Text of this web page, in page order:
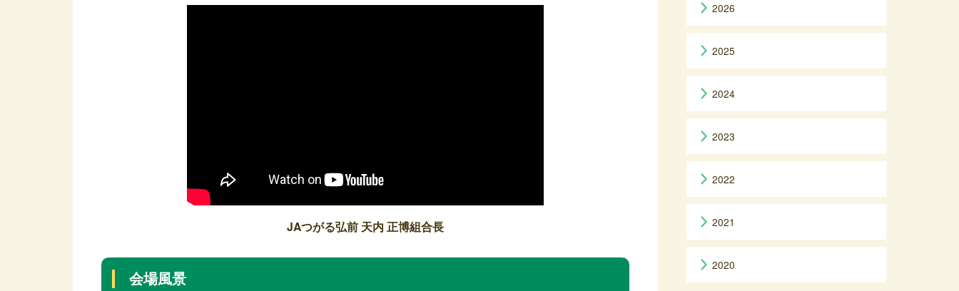
JAつがる弘前 天内 正博組合長
会場風景
2026
2025
2024
2023
2022
2021
2020